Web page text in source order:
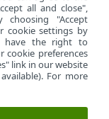
all and close",
choosing "Accept
cookie settings by
have the right to
cookie preferences
link in our website
For more